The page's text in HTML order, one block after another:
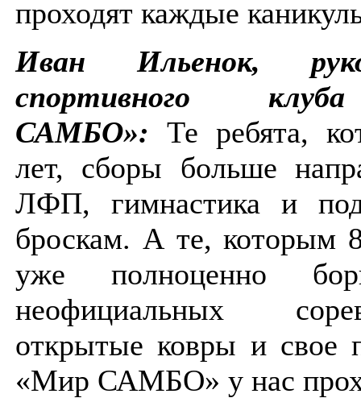
проходят каждые
Иван Ильенок,
спортивного
САМБО»: Те ребята,
лет, сборы больше
ЛФП, гимнастика и
броскам. А те, которым
уже полноценно
неофициальных
открытые ковры и свое
«Мир САМБО» у нас